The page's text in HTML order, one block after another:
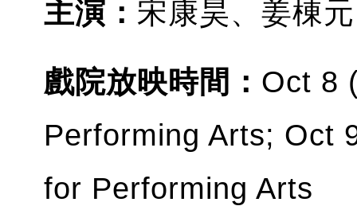
主演： 宋康昊、姜棟
戲院放映時間： Oct 8
Performing Arts; Oct
for Performing Arts